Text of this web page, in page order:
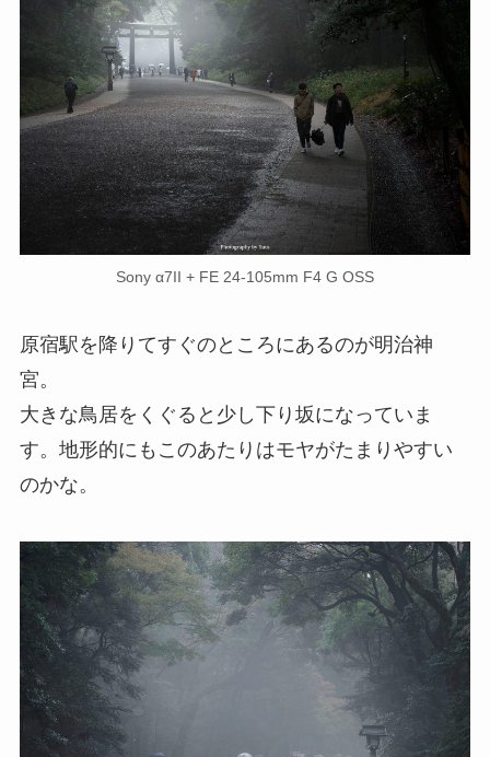
Sony α7II + FE 24-105mm F4 G OSS
原宿駅を降りてすぐのところにあるのが明治神
宮。
大きな鳥居をくぐると少し下り坂になっていま
す。地形的にもこのあたりはモヤがたまりやすい
のかな。